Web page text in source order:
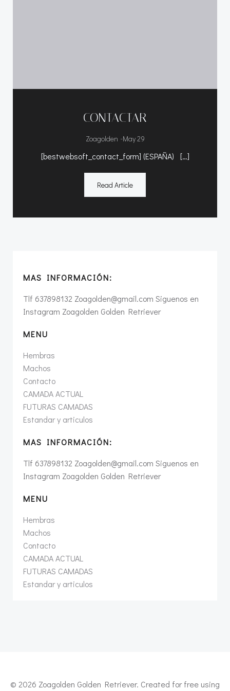
CONTACTAR
Zoagolden -May 29
[bestwebsoft_contact_form] (ESPAÑA) […]
Read Article
MAS INFORMACIÓN:
Tlf 637898132 Zoagolden@gmail.com Siguenos en
Instagram Zoagolden Golden Retriever
MENU
Hembras
Machos
Contacto
CAMADA ACTUAL
FUTURAS CAMADAS
Estandar y articulos
MAS INFORMACIÓN:
Tlf 637898132 Zoagolden@gmail.com Siguenos en
Instagram Zoagolden Golden Retriever
MENU
Hembras
Machos
Contacto
CAMADA ACTUAL
FUTURAS CAMADAS
Estandar y articulos
© 2026 Zoagolden Golden Retriever. Created for free using